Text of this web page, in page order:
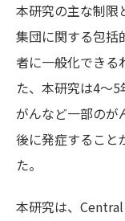
本研究の主な制限
集団に関する包括
者に一般化できる
た、本研究は4～
がんなど一部のが
後に発症するこ
た。
本研究は、